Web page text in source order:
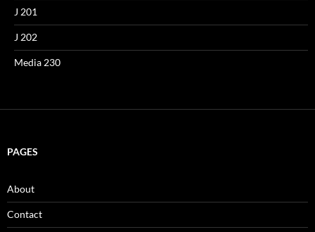
J 201
J 202
Media 230
PAGES
About
Contact